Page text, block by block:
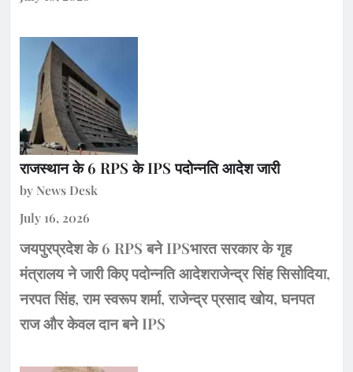
राजस्थान के 6 RPS के IPS पदोन्नति आदेश जारी
by News Desk
July 16, 2026
जयपुरप्रदेश के 6 RPS बने IPSभारत सरकार के गृह
मंत्रालय ने जारी किए पदोन्नति आदेशराजेन्द्र सिंह सिसोदिया,
नरपत सिंह, राम स्वरूप शर्मा, राजेन्द्र प्रसाद खोय, घनपत
राज और केवल दान बने IPS